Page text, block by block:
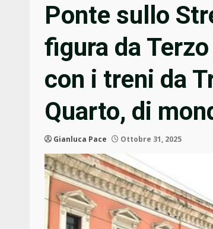
Ponte sullo
figura da
con i treni da
Quarto, di
Gianluca Pace Ottobre 31, 2025